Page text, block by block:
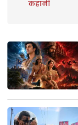
कहानी